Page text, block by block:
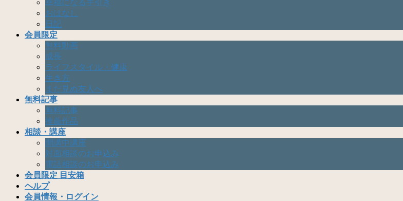
幸福になる手引き
おはなし
日記
会員限定
無料動画
成長
ライフスタイル・健康
生き方
まだ見ぬ友人へ
無料記事
無料記事
推薦作品
相談・講座
開講中講座
対面相談のお申込み
電話相談のお申込み
会員限定 目安箱
ヘルプ
会員情報・ログイン